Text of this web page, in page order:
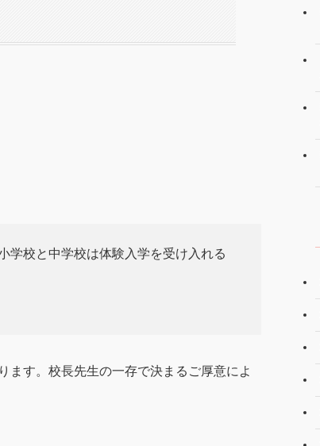
学校と中学校は体験入学を受け入れる
ます。校長先生の一存で決まるご厚意によ